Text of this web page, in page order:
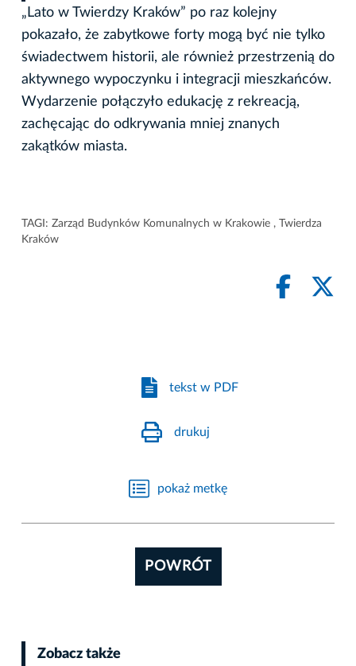
„Lato w Twierdzy Kraków” po raz kolejny
pokazało, że zabytkowe forty mogą być nie tylko
świadectwem historii, ale również przestrzenią do
aktywnego wypoczynku i integracji mieszkańców.
Wydarzenie połączyło edukację z rekreacją,
zachęcając do odkrywania mniej znanych
zakątków miasta.
TAGI: Zarząd Budynków Komunalnych w Krakowie ,
Twierdza
Kraków
tekst w PDF
drukuj
pokaż metkę
POWRÓT
Zobacz także